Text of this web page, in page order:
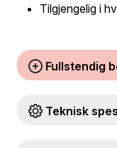
Tilgjengelig i
Fullstendig
Teknisk